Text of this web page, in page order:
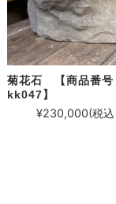
菊花石 【商品番号
kk047】
¥230,000(税